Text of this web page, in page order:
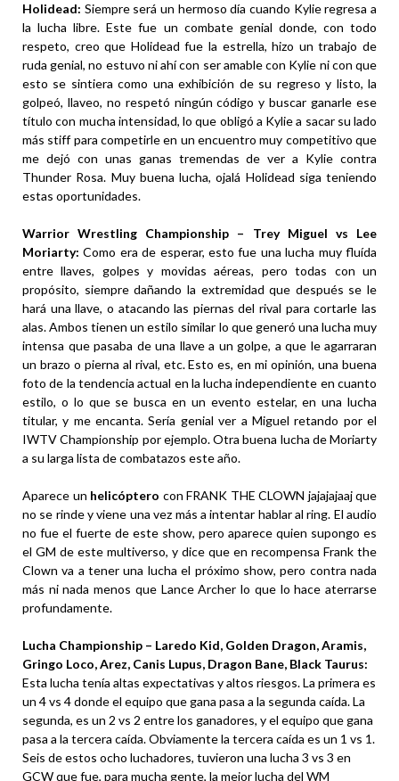
Holidead: Siempre será un hermoso día cuando Kylie regresa a
la lucha libre. Este fue un combate genial donde, con todo
respeto, creo que Holidead fue la estrella, hizo un trabajo de
ruda genial, no estuvo ni ahí con ser amable con Kylie ni con que
esto se sintiera como una exhibición de su regreso y listo, la
golpeó, llaveo, no respetó ningún código y buscar ganarle ese
título con mucha intensidad, lo que obligó a Kylie a sacar su lado
más stiff para competirle en un encuentro muy competitivo que
me dejó con unas ganas tremendas de ver a Kylie contra
Thunder Rosa. Muy buena lucha, ojalá Holidead siga teniendo
estas oportunidades.
Warrior Wrestling Championship – Trey Miguel vs Lee
Moriarty: Como era de esperar, esto fue una lucha muy fluída
entre llaves, golpes y movidas aéreas, pero todas con un
propósito, siempre dañando la extremidad que después se le
hará una llave, o atacando las piernas del rival para cortarle las
alas. Ambos tienen un estilo similar lo que generó una lucha muy
intensa que pasaba de una llave a un golpe, a que le agarraran
un brazo o pierna al rival, etc. Esto es, en mi opinión, una buena
foto de la tendencia actual en la lucha independiente en cuanto
estilo, o lo que se busca en un evento estelar, en una lucha
titular, y me encanta. Sería genial ver a Miguel retando por el
IWTV Championship por ejemplo. Otra buena lucha de Moriarty
a su larga lista de combatazos este año.
Aparece un helicóptero con FRANK THE CLOWN jajajajaaj que
no se rinde y viene una vez más a intentar hablar al ring. El audio
no fue el fuerte de este show, pero aparece quien supongo es
el GM de este multiverso, y dice que en recompensa Frank the
Clown va a tener una lucha el próximo show, pero contra nada
más ni nada menos que Lance Archer lo que lo hace aterrarse
profundamente.
Lucha Championship – Laredo Kid, Golden Dragon, Aramis,
Gringo Loco, Arez, Canis Lupus, Dragon Bane, Black Taurus:
Esta lucha tenía altas expectativas y altos riesgos. La primera es
un 4 vs 4 donde el equipo que gana pasa a la segunda caída. La
segunda, es un 2 vs 2 entre los ganadores, y el equipo que gana
pasa a la tercera caída. Obviamente la tercera caída es un 1 vs 1.
Seis de estos ocho luchadores, tuvieron una lucha 3 vs 3 en
GCW que fue, para mucha gente, la mejor lucha del WM